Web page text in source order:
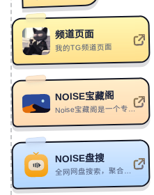
20 The Show
21 千鹤
22 一段时光
23
24 半夏の恋
26 Iced Americano
27 Paraglider
28 Teenage Dreams
支持Ollama等。
落笔：https://github.com/
是一款本地优先、可完全
长篇创作、知识库、连续
GPT-Image2 提示词画廊：
image2.canghe.ai/ 一个
词画廊
和 API，支持分类筛选与创
频道页面
我的TG频道页面
NOISE宝藏阁
Noise宝藏阁是一个专注于独特设计和技术分享的平台，分享AI、编程等
NOISE盘搜
全网网盘搜索，聚合阿里云盘、夸克、百度网盘、115、迅雷等平台，实时检索各类分享链接与资源